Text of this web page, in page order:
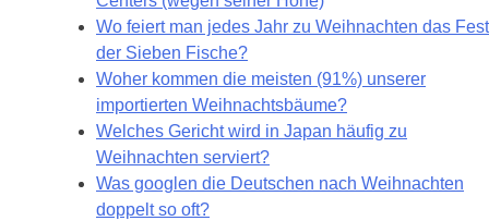
Wo feiert man jedes Jahr zu Weihnachten das Fest
der Sieben Fische?
Woher kommen die meisten (91%) unserer
importierten Weihnachtsbäume?
Welches Gericht wird in Japan häufig zu
Weihnachten serviert?
Was googlen die Deutschen nach Weihnachten
doppelt so oft?